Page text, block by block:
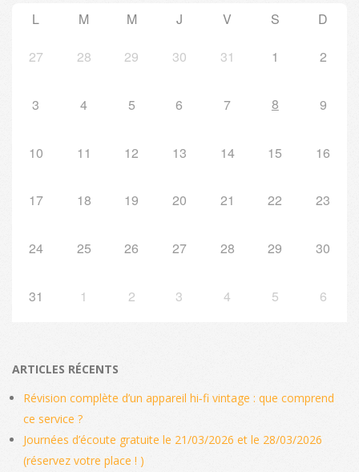
L M M J V S D
27 28 29 30 31 1 2
3 4 5 6 7 8 9
10 11 12 13 14 15 16
17 18 19 20 21 22 23
24 25 26 27 28 29 30
31 1 2 3 4 5 6
ARTICLES RÉCENTS
Révision complète d’un appareil hi‑fi vintage : que comprend
ce service ?
Journées d’écoute gratuite le 21/03/2026 et le 28/03/2026
(réservez votre place ! )